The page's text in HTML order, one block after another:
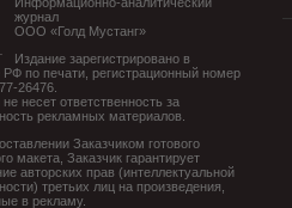
журнал
ООО «Голд Мустанг»
Издание зарегистрировано в
РФ по печати, регистрационный номер
26476.
несет ответственность за
рекламных материалов.
Заказчиком готового
макета, Заказчик гарантирует
авторских прав (интеллектуальной
третьих лиц на произведения,
в рекламу.